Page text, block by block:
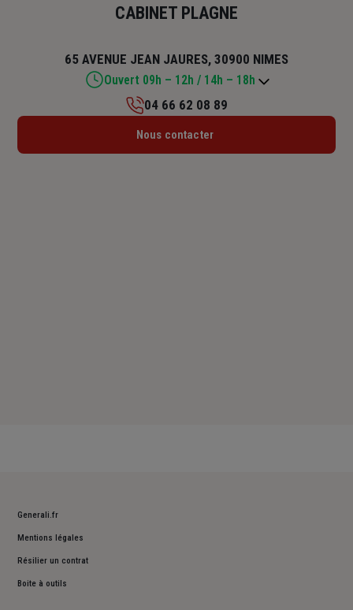
CABINET PLAGNE
65 AVENUE JEAN JAURES, 30900 NIMES
Ouvert 09h – 12h / 14h – 18h
Lundi : 09h – 12h / 14h – 18h
04 66 62 08 89
Nous contacter
Generali.fr
Mentions légales
Résilier un contrat
Boite à outils